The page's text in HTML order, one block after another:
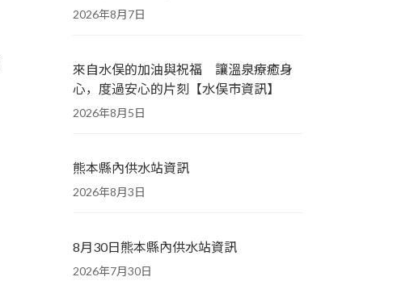
2026年8月7日
來自水俣的加油與祝福 讓溫泉療癒身
心，度過安心的片刻【水俣市資訊】
2026年8月5日
熊本縣內供水站資訊
2026年8月3日
8月30日熊本縣內供水站資訊
2026年7月30日